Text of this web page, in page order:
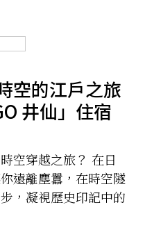
空的江戶之旅
井仙」住宿
空穿越之旅？ 在日
遠離塵囂，在時空隧
，凝視歷史印記中的